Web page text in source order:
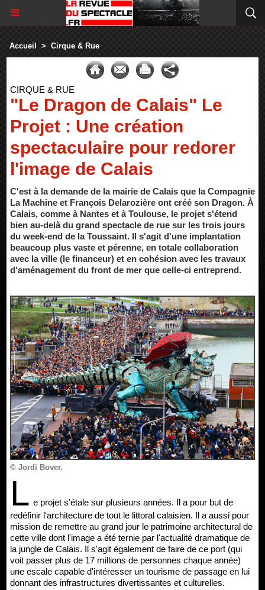
Accueil > Cirque & Rue
CIRQUE & RUE
"Le Dragon de Calais" Le
Projet : Une création
spectaculaire pour redorer
l'image de Calais
C'est à la demande de la mairie de Calais que la Compagnie
La Machine et François Delarozière ont créé son Dragon. À
Calais, comme à Nantes et à Toulouse, le projet s'étend
bien au-delà du grand spectacle de rue sur les trois jours
du week-end de la Toussaint. Il s'agit d'une implantation
beaucoup plus vaste et pérenne, en totale collaboration
avec la ville (le financeur) et en cohésion avec les travaux
d'aménagement du front de mer que celle-ci entreprend.
© Jordi Bover.
L e projet s'étale sur plusieurs années. Il a pour but de
redéfinir l'architecture de tout le littoral calaisien. Il a aussi pour
mission de remettre au grand jour le patrimoine architectural de
cette ville dont l'image a été ternie par l'actualité dramatique de
la jungle de Calais. Il s'agit également de faire de ce port (qui
voit passer plus de 17 millions de personnes chaque année)
une escale capable d'intéresser un tourisme de passage en lui
donnant des infrastructures divertissantes et culturelles.